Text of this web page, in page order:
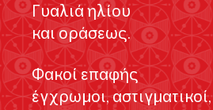
Γυαλιά ηλίου
και οράσεως.
Φακοί επαφής
έγχρωμοι, αστιγματικοί,